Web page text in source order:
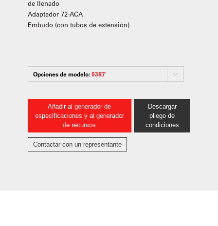
de llenado
Adaptador 72-ACA
Embudo (con tubos de extensión)
Opciones de modelo:0387
Añadir al generador de
especificaciones y al generador
de recursos
Descargar
pliego de
condiciones
Contactar con un representante